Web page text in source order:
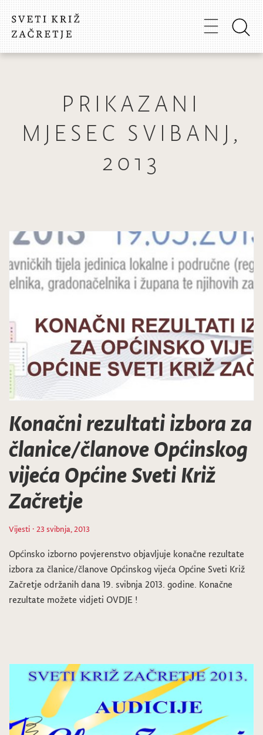
PRIKAZANI
MJESEC SVIBANJ,
2013
Konačni rezultati izbora za
članice/članove Općinskog
vijeća Općine Sveti Križ
Začretje
Vijesti · 23 svibnja, 2013
Općinsko izborno povjerenstvo objavljuje konačne rezultate
izbora za članice/članove Općinskog vijeća Općine Sveti Križ
Začretje održanih dana 19. svibnja 2013. godine. Konačne
rezultate možete vidjeti OVDJE !